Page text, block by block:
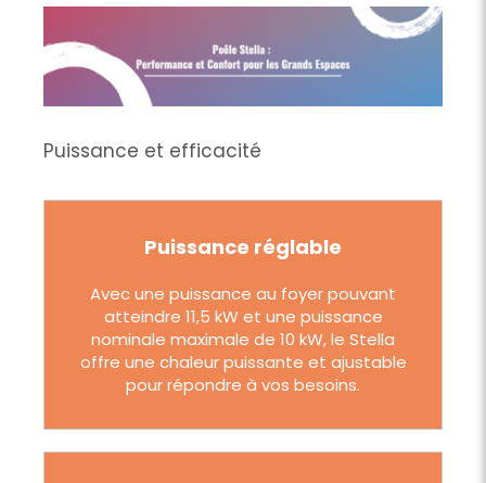
Puissance et efficacité
Puissance réglable
Avec une puissance au foyer pouvant
atteindre 11,5 kW et une puissance
nominale maximale de 10 kW, le Stella
offre une chaleur puissante et ajustable
pour répondre à vos besoins.